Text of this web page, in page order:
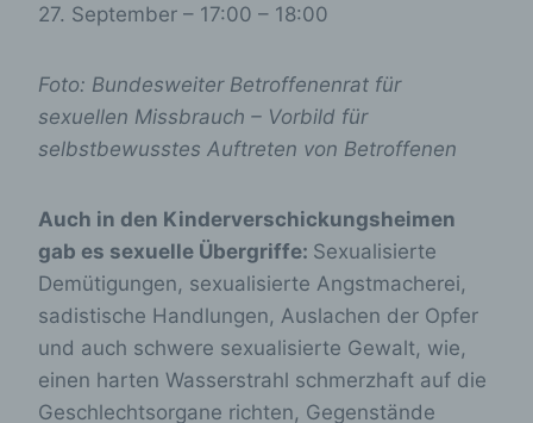
27. September – 17:00 – 18:00
Foto: Bundesweiter Betroffenenrat für
sexuellen Missbrauch – Vorbild für
selbstbewusstes Auftreten von Betroffenen
Auch in den Kinderverschickungsheimen
gab es sexuelle Übergriffe: Sexualisierte
Demütigungen, sexualisierte Angstmacherei,
sadistische Handlungen, Auslachen der Opfer
und auch schwere sexualisierte Gewalt, wie,
einen harten Wasserstrahl schmerzhaft auf die
Geschlechtsorgane richten, Gegenstände